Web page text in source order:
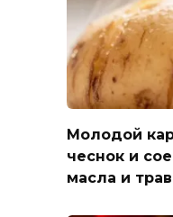
Молодой
чеснок и
масла и